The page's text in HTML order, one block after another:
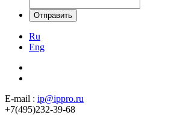
Ru
Eng
E-mail : ip@ippro.ru
+7(495)232-39-68